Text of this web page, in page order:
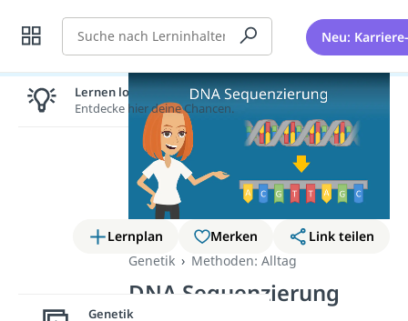
Suche Neu:
Lernplan Merken
Link teilen
Genetik
Methoden: Alltag
DNA Sequenzierung
Lernen lohnt sich!
Entdecke hier deine Chancen.
Genetik